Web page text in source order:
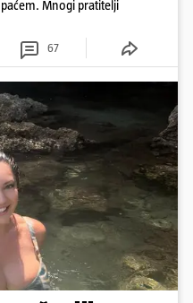
Mnogi pratitelji
67